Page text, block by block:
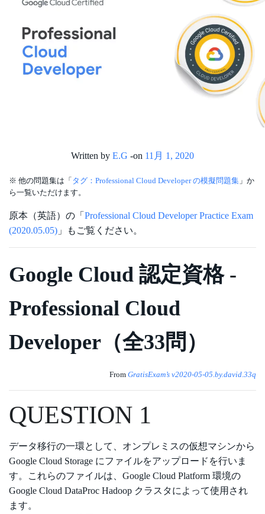
Written by E.G -on 11月 1, 2020
※ 他の問題集は「 タグ：Professional Cloud Developer の模擬問題集 」か
ら一覧いただけます。
原本（英語）の「 Professional Cloud Developer Practice Exam
(2020.05.05) 」もご覧ください。
Google Cloud 認定資格 -
Professional Cloud
Developer（全33問）
From GratisExam’s v2020-05-05.by.david.33q
QUESTION 1
データ移行の一環として、オンプレミスの仮想マシンから
Google Cloud Storage にファイルをアップロードを行いま
す。これらのファイルは、Google Cloud Platform 環境の
Google Cloud DataProc Hadoop クラスタによって使用され
ます。